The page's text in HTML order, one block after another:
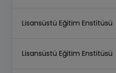
Lisansüstü Eğitim Enstitüsü
Lisansüstü Eğitim Enstitüsü